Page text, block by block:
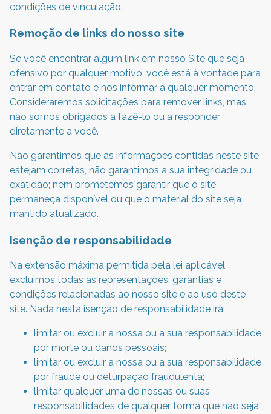
condições de vinculação.
Remoção de links do nosso site
Se você encontrar algum link em nosso Site que seja
ofensivo por qualquer motivo, você está à vontade para
entrar em contato e nos informar a qualquer momento.
Consideraremos solicitações para remover links, mas
não somos obrigados a fazê-lo ou a responder
diretamente a você.
Não garantimos que as informações contidas neste site
estejam corretas, não garantimos a sua integridade ou
exatidão; nem prometemos garantir que o site
permaneça disponível ou que o material do site seja
mantido atualizado.
Isenção de responsabilidade
Na extensão máxima permitida pela lei aplicável,
excluímos todas as representações, garantias e
condições relacionadas ao nosso site e ao uso deste
site. Nada nesta isenção de responsabilidade irá:
limitar ou excluir a nossa ou a sua responsabilidade
por morte ou danos pessoais;
limitar ou excluir a nossa ou a sua responsabilidade
por fraude ou deturpação fraudulenta;
limitar qualquer uma de nossas ou suas
responsabilidades de qualquer forma que não seja